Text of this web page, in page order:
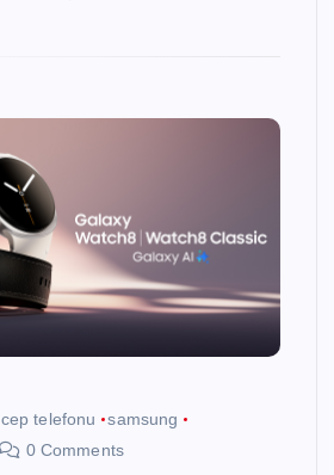
cep telefonu
samsung
0 Comments